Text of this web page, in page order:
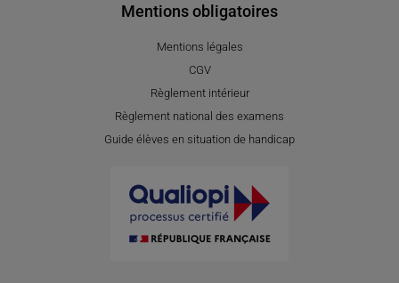
Mentions obligatoires
Mentions légales
CGV
Règlement intérieur
Règlement national des examens
Guide élèves en situation de handicap